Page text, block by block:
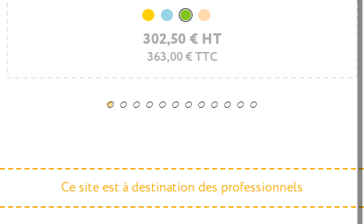
302,50 € HT
363,00 € TTC
JauneBleu clair
Vert clair
Hêtre
373,50 € HT
448,20 € TTC
Ce site est à destination des professionnels